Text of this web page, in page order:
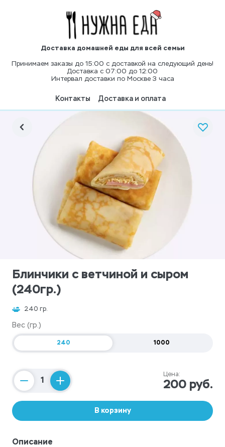
Доставка домашней еды для всей семьи
Принимаем заказы до 15:00 с доставкой на следующий день!
Доставка с 07:00 до 12:00
Интервал доставки по Москве 3 часа
Контакты Доставка и оплата
Блинчики с ветчиной и сыром
(240гр.)
240 гр.
Вес (гр.)
240 1000
Counter
Цена:
200 руб.
В корзину
Описание